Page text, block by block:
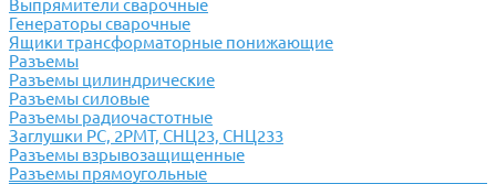
Выпрямители сварочные
Генераторы сварочные
Ящики трансформаторные понижающие
Разъемы
Разъемы цилиндрические
Разъемы силовые
Разъемы радиочастотные
Заглушки РС, 2РМТ, СНЦ23, СНЦ233
Разъемы взрывозащищенные
Разъемы прямоугольные